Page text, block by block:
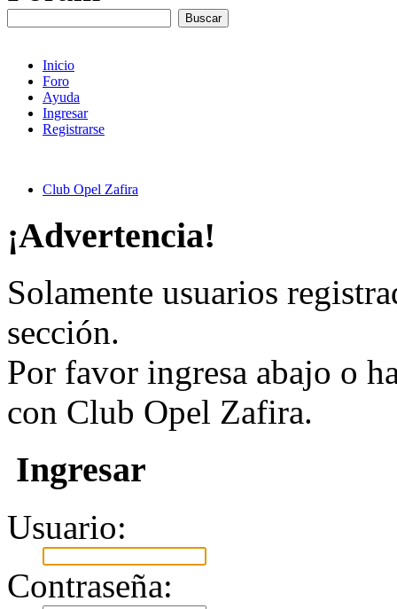
Inicio
Foro
Ayuda
Ingresar
Registrarse
Club Opel Zafira
¡Advertencia!
Solamente usuarios
sección.
Por favor ingresa abajo o
con Club Opel Zafira.
Ingresar
Usuario:
Contraseña: